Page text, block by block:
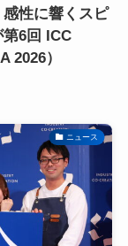
感性に響くスピ
6回 ICC
2026）
ニュース